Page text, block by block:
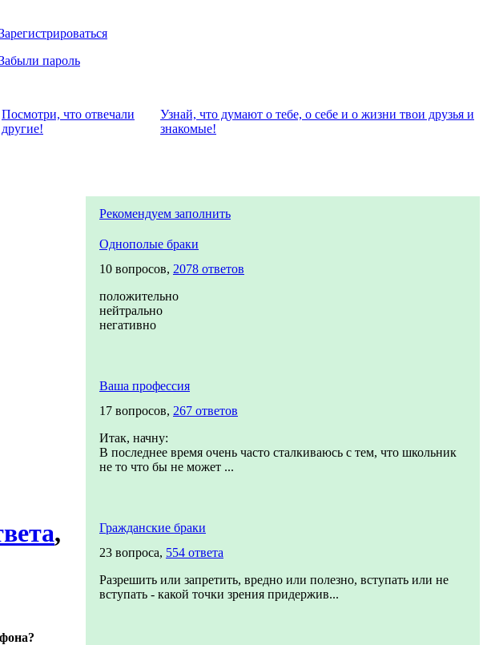
пароль
Посмотри, что отвeчали
другие!
Узнай, что думают о тебе, о себе и о жизни твои друзья и
знакомые!
,
Рекомендуем заполнить
Однополые браки
10 вопросов, 2078 ответов
положительно
нейтрально
негативно
Ваша профессия
17 вопросов, 267 ответов
Итак, начну:
В последнее время очень часто сталкиваюсь с тем, что школьник
не то что бы не может ...
Гражданские браки
23 вопроса, 554 ответа
Разрешить или запретить, вредно или полезно, вступать или не
вступать - какой точки зрения придержив...